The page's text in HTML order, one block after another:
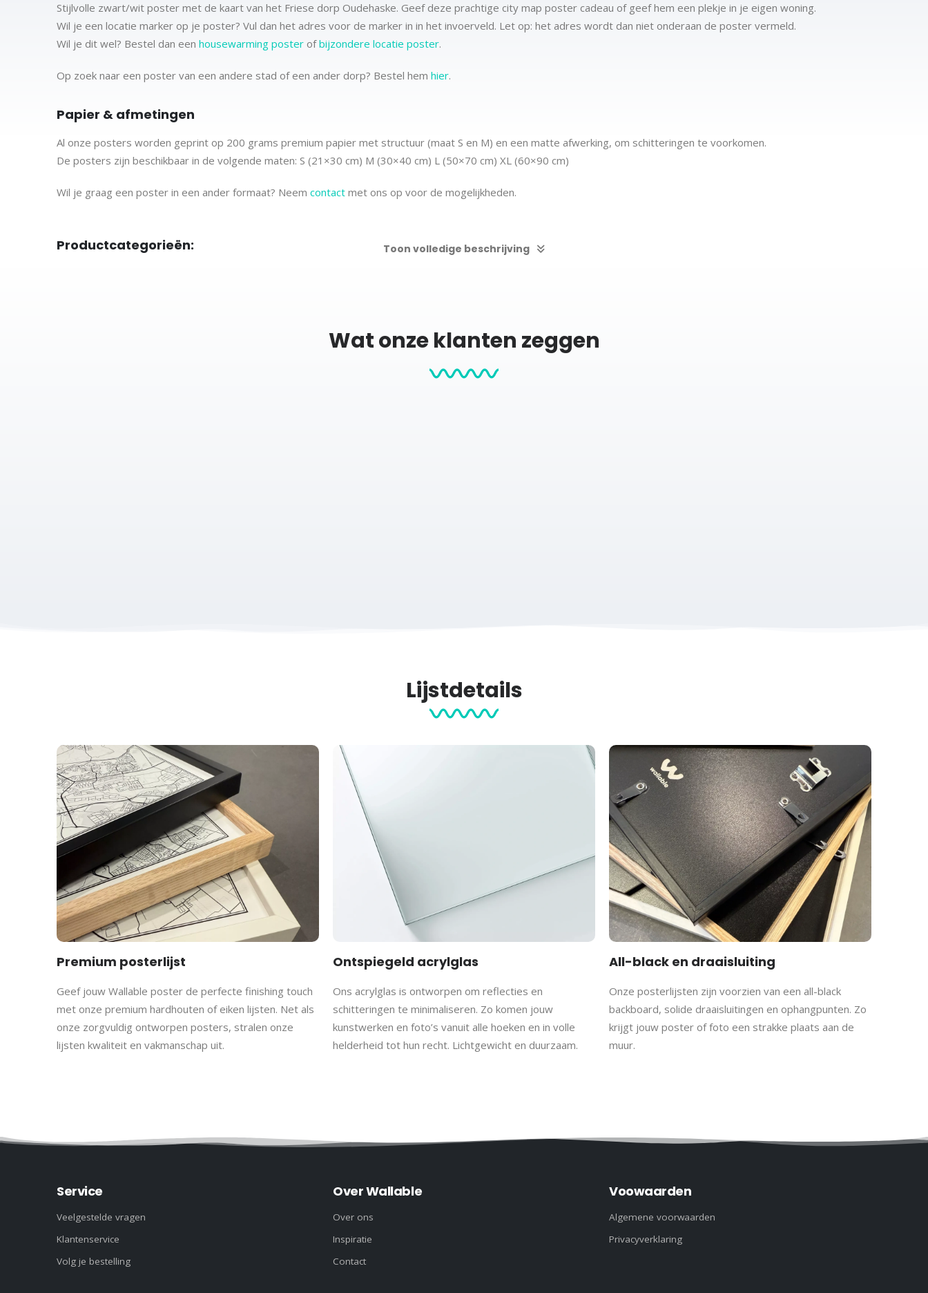
Stijlvolle zwart/wit poster met de kaart van het Friese dorp Oudehaske. Geef deze prachtige city map poster cadeau of geef hem een plekje in je eigen woning.
Wil je een locatie marker op je poster? Vul dan het adres voor de marker in in het invoerveld. Let op: het adres wordt dan niet onderaan de poster vermeld.
Wil je dit wel? Bestel dan een housewarming poster ofbijzondere locatie poster.
Op zoek naar een poster van een andere stad of een ander dorp? Bestel hem hier.
Papier & afmetingen
Al onze posters worden geprint op 200 grams premium papier met structuur (maat S en M) en een matte afwerking, om schitteringen te voorkomen.
De posters zijn beschikbaar in de volgende maten: S (21×30 cm) M (30×40 cm) L (50×70 cm) XL (60×90 cm)
Wil je graag een poster in een ander formaat? Neem contact met ons op voor de mogelijkheden.
Productcategorieën: Toon volledige beschrijving
Wat onze klanten zeggen
Lijstdetails
Premium posterlijst
Geef jouw Wallable poster de perfecte finishing touch
met onze premium hardhouten of eiken lijsten. Net als
onze zorgvuldig ontworpen posters, stralen onze
lijsten kwaliteit en vakmanschap uit.
Ontspiegeld acrylglas
Ons acrylglas is ontworpen om reflecties en
schitteringen te minimaliseren. Zo komen jouw
kunstwerken en foto’s vanuit alle hoeken en in volle
helderheid tot hun recht. Lichtgewicht en duurzaam.
All-black en draaisluiting
Onze posterlijsten zijn voorzien van een all-black
backboard, solide draaisluitingen en ophangpunten. Zo
krijgt jouw poster of foto een strakke plaats aan de
muur.
Service
Veelgestelde vragen
Klantenservice
Volg je bestelling
Over Wallable
Over ons
Inspiratie
Contact
Voowaarden
Algemene voorwaarden
Privacyverklaring